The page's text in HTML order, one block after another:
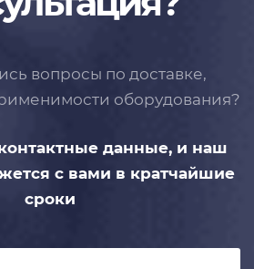
вопросы по доставке,
оборудования?
данные, и наш
с вами в кратчайшие
сроки